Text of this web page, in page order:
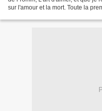
sur l'amour et la mort. Toute la